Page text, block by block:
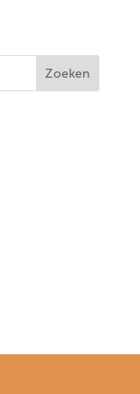
Zoeken